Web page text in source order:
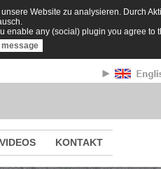
Website zu analysieren. Durch
any (social) plugin you agree to
message
VIDEOS KONTAKT